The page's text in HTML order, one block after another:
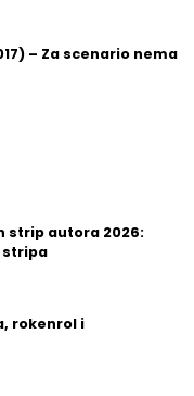
– Za scenario nema
strip autora 2026:
stripa
rokenrol i